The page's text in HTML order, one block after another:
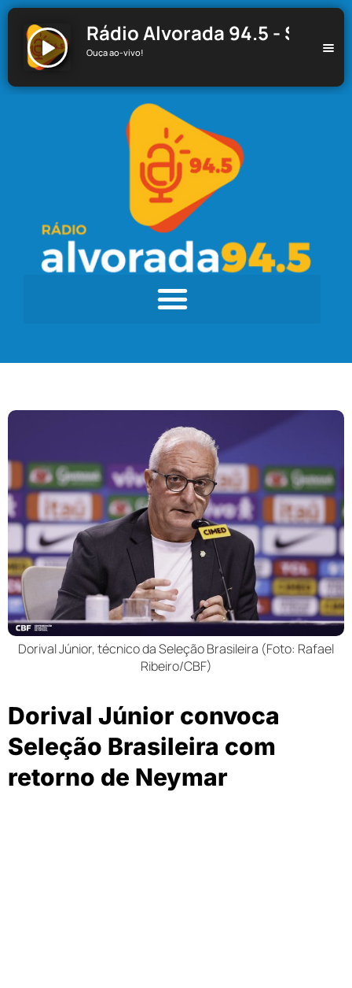
Rádio Alvorada 94.5 - Santa
Ouça ao-vivo!
Dorival Júnior, técnico da Seleção Brasileira (Foto: Rafael
Ribeiro/CBF)
Dorival Júnior convoca
Seleção Brasileira com
retorno de Neymar